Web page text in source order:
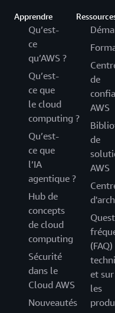
Apprendre
Qu’est-
ce
qu’AWS ?
Qu’est-
ce que
le cloud
computing ?
Qu’est-
ce que
l’IA
agentique ?
Hub de
concepts
de cloud
computing
Sécurité
dans le
Cloud AWS
Nouveautés
de
AWS
de
AWS
(FAQ)
et sur
les